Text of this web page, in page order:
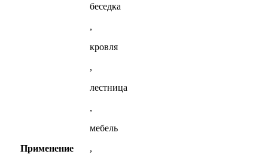
Применение
беседка
,
кровля
,
лестница
,
мебель
,